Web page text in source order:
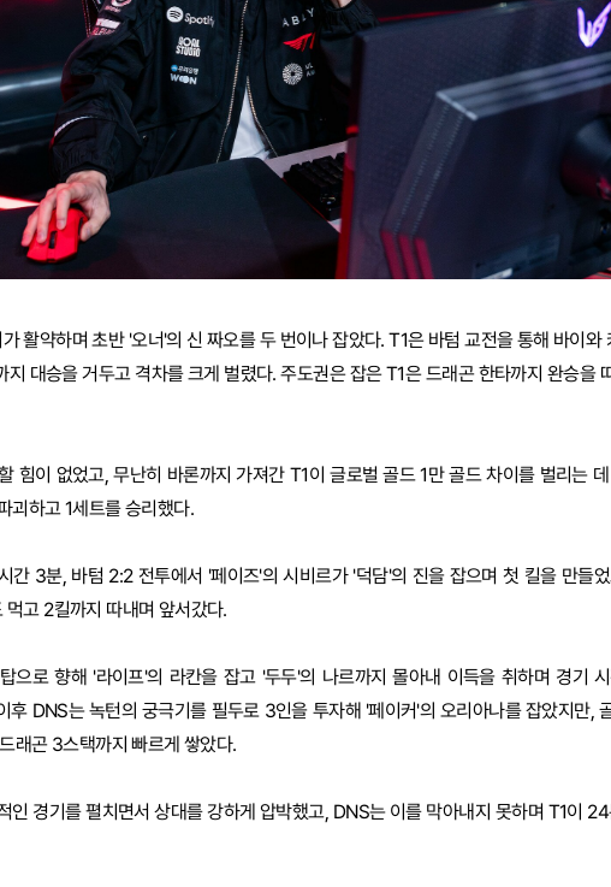
활약하며 초반 '오너'의 신 짜오를 두 번이나 잡았다. T1은 바텀 교전을 통해 바이와
지 대승을 거두고 격차를 크게 벌렸다. 주도권은 잡은 T1은 드래곤 한타까지 완승을
힘이 없었고, 무난히 바론까지 가져간 T1이 글로벌 골드 1만 골드 차이를 벌리는
괴하고 1세트를 승리했다.
간 3분, 바텀 2:2 전투에서 '페이즈'의 시비르가 '덕담'의 진을 잡으며 첫 킬을 만들
고 2킬까지 따내며 앞서갔다.
으로 향해 '라이프'의 라칸을 잡고 '두두'의 나르까지 몰아내 이득을 취하며 경기
DNS는 녹턴의 궁극기를 필두로 3인을 투자해 '페이커'의 오리아나를 잡았지만,
래곤 3스택까지 빠르게 쌓았다.
인 경기를 펼치면서 상대를 강하게 압박했고, DNS는 이를 막아내지 못하며 T1이